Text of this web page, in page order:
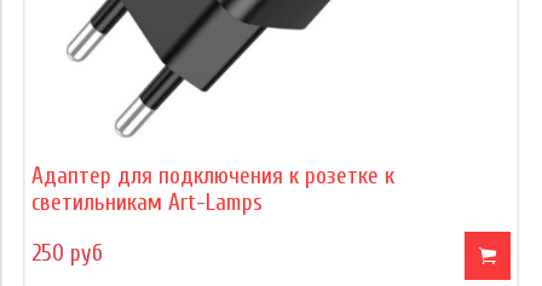
Адаптер для подключения к розетке к
светильникам Art-Lamps
250 руб